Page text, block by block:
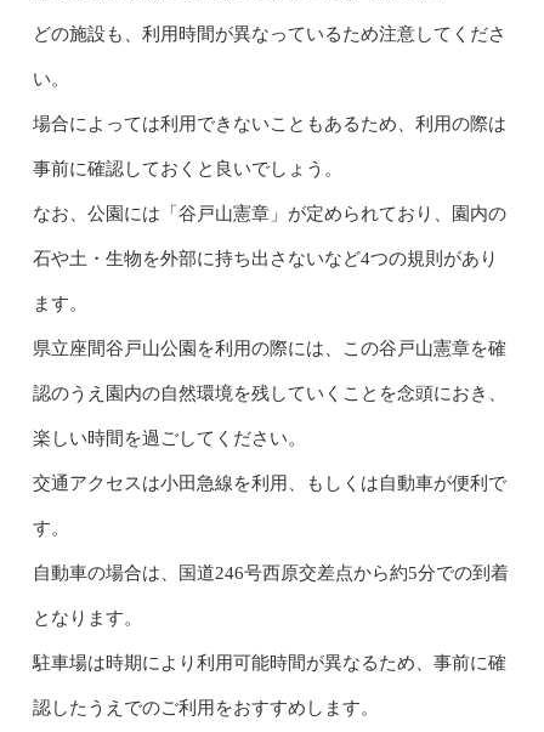
どの施設も、利用時間が異なっているため注意してくださ
い。
場合によっては利用できないこともあるため、利用の際は
事前に確認しておくと良いでしょう。
なお、公園には「谷戸山憲章」が定められており、園内の
石や土・生物を外部に持ち出さないなど4つの規則があり
ます。
県立座間谷戸山公園を利用の際には、この谷戸山憲章を確
認のうえ園内の自然環境を残していくことを念頭におき、
楽しい時間を過ごしてください。
交通アクセスは小田急線を利用、もしくは自動車が便利で
す。
自動車の場合は、国道246号西原交差点から約5分での到着
となります。
駐車場は時期により利用可能時間が異なるため、事前に確
認したうえでのご利用をおすすめします。